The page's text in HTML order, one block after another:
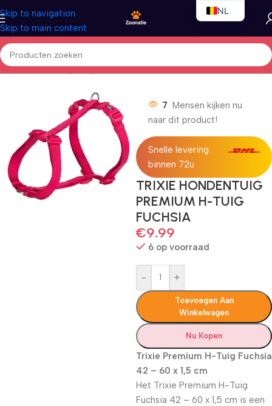
Skip to navigation
Skip to main content
Home/Honden/Nylon lijnen
7 Mensen kijken nu
naar dit product!
Snelle levering
binnen 72u
TRIXIE HONDENTUIG
PREMIUM H-TUIG
FUCHSIA
€9.99
6 op voorraad
- +
Toevoegen Aan
Winkelwagen
Nu Kopen
Trixie Premium H-Tuig Fuchsia
42 – 60 x 1,5 cm
Het Trixie Premium H-Tuig
Fuchsia 42 – 60 x 1,5 cm is een
NL